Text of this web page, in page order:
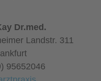
Dr.med.
Landstr. 311
95652046